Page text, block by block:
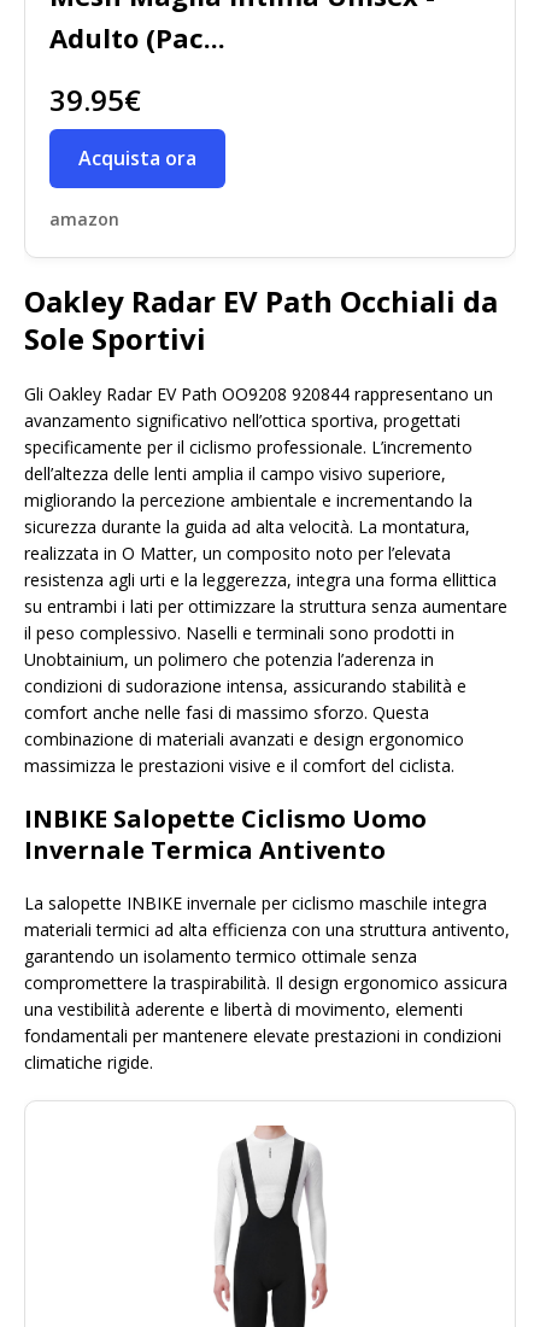
Adulto (Pac...
39.95€
Acquista ora
amazon
Oakley Radar EV Path Occhiali da
Sole Sportivi
Gli Oakley Radar EV Path OO9208 920844 rappresentano un
avanzamento significativo nell’ottica sportiva, progettati
specificamente per il ciclismo professionale. L’incremento
dell’altezza delle lenti amplia il campo visivo superiore,
migliorando la percezione ambientale e incrementando la
sicurezza durante la guida ad alta velocità. La montatura,
realizzata in O Matter, un composito noto per l’elevata
resistenza agli urti e la leggerezza, integra una forma ellittica
su entrambi i lati per ottimizzare la struttura senza aumentare
il peso complessivo. Naselli e terminali sono prodotti in
Unobtainium, un polimero che potenzia l’aderenza in
condizioni di sudorazione intensa, assicurando stabilità e
comfort anche nelle fasi di massimo sforzo. Questa
combinazione di materiali avanzati e design ergonomico
massimizza le prestazioni visive e il comfort del ciclista.
INBIKE Salopette Ciclismo Uomo
Invernale Termica Antivento
La salopette INBIKE invernale per ciclismo maschile integra
materiali termici ad alta efficienza con una struttura antivento,
garantendo un isolamento termico ottimale senza
compromettere la traspirabilità. Il design ergonomico assicura
una vestibilità aderente e libertà di movimento, elementi
fondamentali per mantenere elevate prestazioni in condizioni
climatiche rigide.